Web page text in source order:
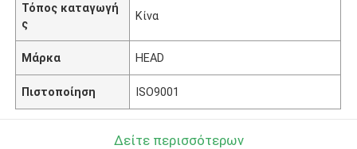
Τόπος καταγωγή
ς
Κίνα
Μάρκα HEAD
Πιστοποίηση ISO9001
Δείτε περισσότερων